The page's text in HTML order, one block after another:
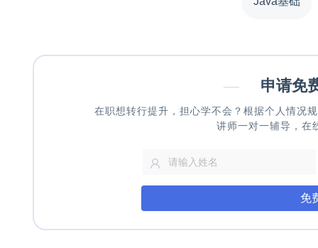
— 申请免
在职想转行提升，担心学不会？根据个人情况
讲师一对一辅导，在
免